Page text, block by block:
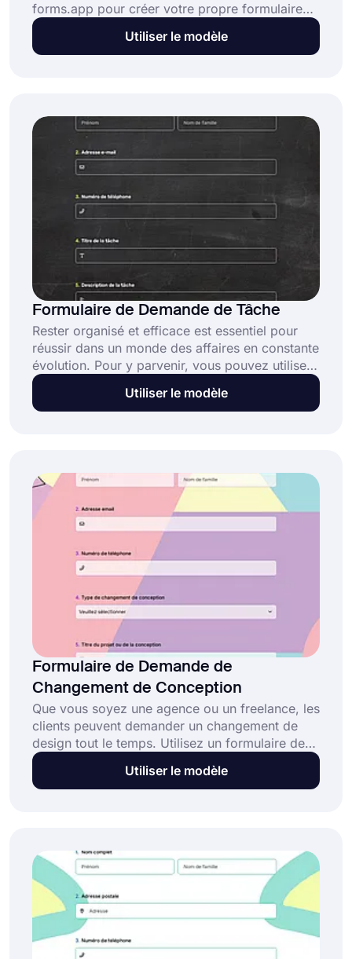
forms.app pour créer votre propre formulaire
de demande de recommandation en quelques
étapes. Après avoir créé votre formulaire, vous
aujourd'hui ce modèle de formulaire de
demande de recommandation gratuit.
Utiliser le modèle
Formulaire de Demande de Tâche
Rester organisé et efficace est essentiel pour
réussir dans un monde des affaires en constante
évolution. Pour y parvenir, vous pouvez utiliser
un formulaire de demande de tâche pour vous
aider à distribuer et à suivre les tâches. Il ne faut
Utiliser le modèle
Formulaire de Demande de
Changement de Conception
Que vous soyez une agence ou un freelance, les
clients peuvent demander un changement de
design tout le temps. Utilisez un formulaire de
demande de changement de design pour
collecter la demande de manière plus
changement de design gratuit dès aujourd'hui.
Utiliser le modèle